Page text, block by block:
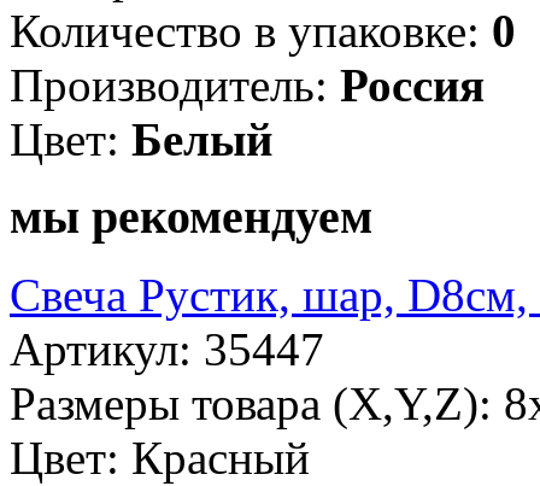
Количество в упаковке: 0
Производитель: Россия
Цвет: Белый
мы рекомендуем
Свеча Рустик, шар,
Артикул: 35447
Размеры товара (X,Y,Z):
Цвет: Красный